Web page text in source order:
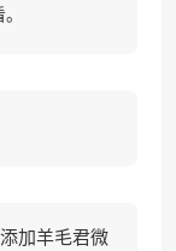
加羊毛君微